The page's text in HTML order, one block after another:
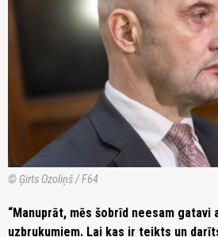
© Ģirts Ozoliņš / F64
“Manuprāt, mēs šobrīd neesam
uzbrukumiem. Lai kas ir teikts un